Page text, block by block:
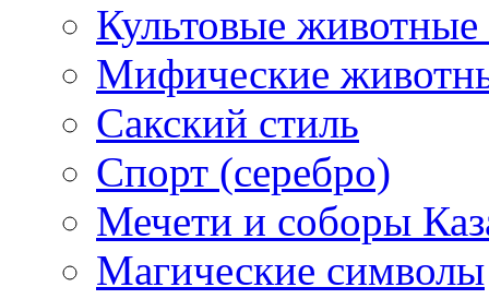
Культовые
Мифические
Сакский стиль
Спорт (серебро)
Мечети и соборы
Магические символы